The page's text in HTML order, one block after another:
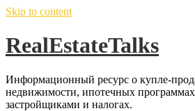
Skip to content
RealEstateTalks
Информационный ресурс о купле-
недвижимости, ипотечных
застройщиками и налогах.